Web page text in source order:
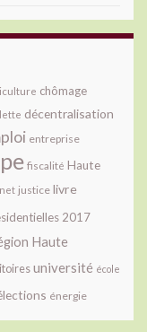
chômage
décentralisation
entreprise
fiscalité Haute
justice livre
2017
Haute
université école
énergie